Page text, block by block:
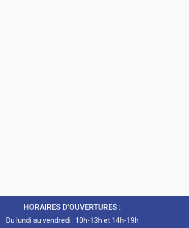
HORAIRES D’OUVERTURES :
Du lundi au vendredi : 10h-13h et 14h-19h